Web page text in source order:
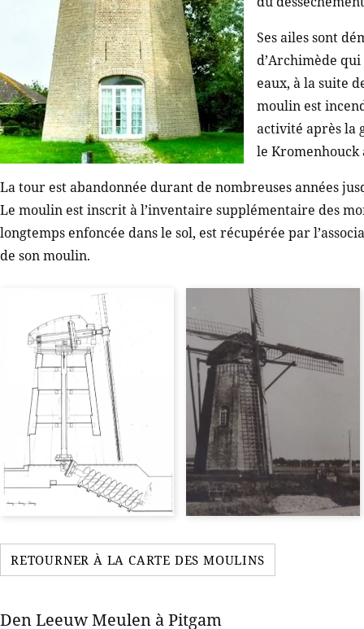
Ses ailes sont
d’Archimède qui
eaux, à la suite
moulin est
activité après la
le Kromenhouck
La tour est abandonnée durant de nombreuses années
Le moulin est inscrit à l’inventaire supplémentaire des
longtemps enfoncée dans le sol, est récupérée par
de son moulin.
RETOURNER À LA CARTE DES MOULINS
Den Leeuw Meulen à Pitgam